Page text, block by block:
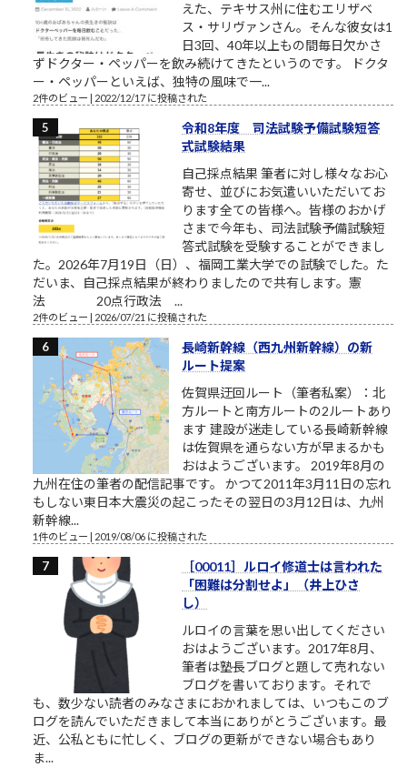
えた、テキサス州に住むエリザベ
ス・サリヴァンさん。そんな彼女は1
日3回、40年以上もの間毎日欠かさ
ずドクター・ペッパーを飲み続けてきたというのです。 ドクタ
ー・ペッパーといえば、独特の風味で一...
2件のビュー | 2022/12/17 に投稿された
令和8年度 司法試験予備試験短答
式試験結果
自己採点結果 筆者に対し様々なお心
寄せ、並びにお気遣いいただいてお
ります全ての皆様へ。皆様のおかげ
さまで今年も、司法試験予備試験短
答式試験を受験することができまし
た。2026年7月19日（日）、福岡工業大学での試験でした。た
だいま、自己採点結果が終わりましたので共有します。憲
法 20点行政法 ...
2件のビュー | 2026/07/21 に投稿された
長崎新幹線（西九州新幹線）の新
ルート提案
佐賀県迂回ルート（筆者私案）：北
方ルートと南方ルートの2ルートあり
ます 建設が迷走している長崎新幹線
は佐賀県を通らない方が早まるかも
おはようございます。 2019年8月の
九州在住の筆者の配信記事です。 かつて2011年3月11日の忘れ
もしない東日本大震災の起こったその翌日の3月12日は、九州
新幹線...
1件のビュー | 2019/08/06 に投稿された
［00011］ルロイ修道士は言われた
「困難は分割せよ」（井上ひさ
し）
ルロイの言葉を思い出してください
おはようございます。2017年8月、
筆者は塾長ブログと題して売れない
ブログを書いております。それで
も、数少ない読者のみなさまにおかれましては、いつもこのブ
ログを読んでいただきまして本当にありがとうございます。最
近、公私ともに忙しく、ブログの更新ができない場合もあり
ま...